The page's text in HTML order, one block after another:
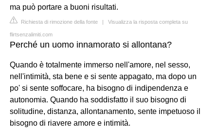
ma può portare a buoni risultati.
Richiesta di rimozione della fonte | Visualizza la risposta completa su
flirtsenzalimiti.com
Perché un uomo innamorato si allontana?
Quando è totalmente immerso nell'amore, nel sesso,
nell'intimità, sta bene e si sente appagato, ma dopo un
po' si sente soffocare, ha bisogno di indipendenza e
autonomia. Quando ha soddisfatto il suo bisogno di
solitudine, distanza, allontanamento, sente impetuoso il
bisogno di riavere amore e intimità.